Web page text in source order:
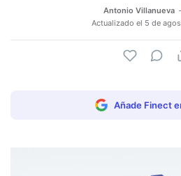
Antonio Villanueva
Actualizado el 5 de
Añade Finect